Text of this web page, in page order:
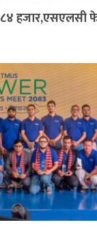
हजार,एसएलसी